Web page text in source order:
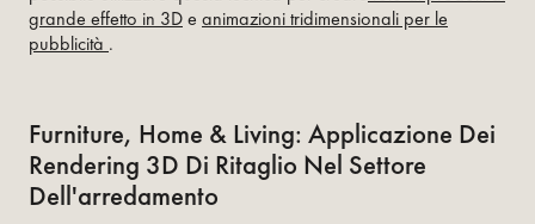
grande effetto in 3De animazioni tridimensionali per le
pubblicità .
Furniture, Home & Living: Applicazione Dei
Rendering 3D Di Ritaglio Nel Settore
Dell'arredamento